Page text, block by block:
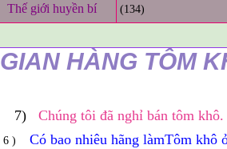
Thế giới huyền bí (134)
GIAN HÀNG TÔM
7) Chúng tôi đã nghỉ bán tôm khô.
6 )
Có bao nhiêu hãng làmTôm khô